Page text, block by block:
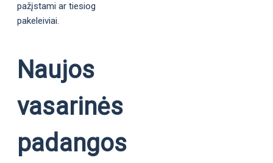
pažįstami ar tiesiog
pakeleiviai.
Naujos
vasarinės
padangos